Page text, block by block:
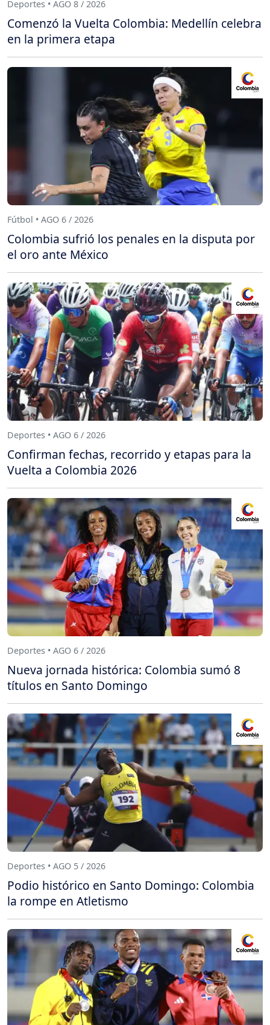
Deportes • AGO 8 / 2026
Comenzó la Vuelta Colombia: Medellín celebra
en la primera etapa
Fútbol • AGO 6 / 2026
Colombia sufrió los penales en la disputa por
el oro ante México
Deportes • AGO 6 / 2026
Confirman fechas, recorrido y etapas para la
Vuelta a Colombia 2026
Deportes • AGO 6 / 2026
Nueva jornada histórica: Colombia sumó 8
títulos en Santo Domingo
Deportes • AGO 5 / 2026
Podio histórico en Santo Domingo: Colombia
la rompe en Atletismo